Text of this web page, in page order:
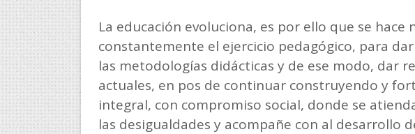
La educación evoluciona, es por ello que se hace
constantemente el ejercicio pedagógico, para
las metodologías didácticas y de ese modo, dar
actuales, en pos de continuar construyendo y
integral, con compromiso social, donde se
las desigualdades y acompañe con al desarrollo